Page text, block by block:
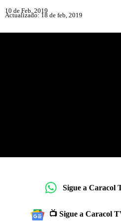
10 de Feb, 2019
Actualizado: 18 de feb, 2019
Sigue a Caracol
📺 Sigue a Caracol